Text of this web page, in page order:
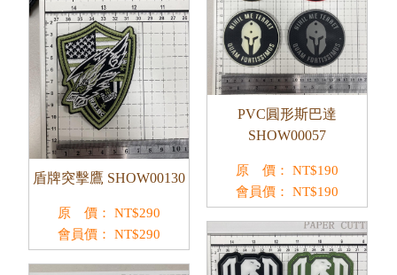
PVC圓形斯巴達
SHOW00057
原 價： NT$190
會員價：
NT$190
盾牌突擊鷹 SHOW00130
原 價： NT$290
會員價：
NT$290